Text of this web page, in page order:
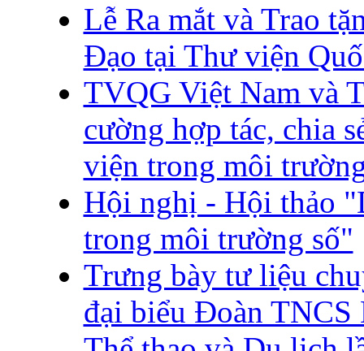
Lễ Ra mắt và Trao
Đạo tại Thư viện
TVQG Việt Nam và
cường hợp tác, chia
viện trong môi
Hội nghị - Hội thảo
trong môi trường số"
Trưng bày tư liệu
đại biểu Đoàn